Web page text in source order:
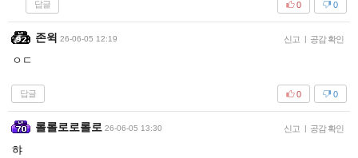
답글 0
0
존윅 26-06-05 12:19 신고 공감 확인
ㅇㄷ
답글 0
0
롤롤로로롤로 26-06-05 13:30 신고 공감 확인
햐